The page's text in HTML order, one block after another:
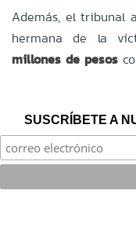
Además, el tribunal
hermana de la
millones de pesos
SUSCRÍBETE A